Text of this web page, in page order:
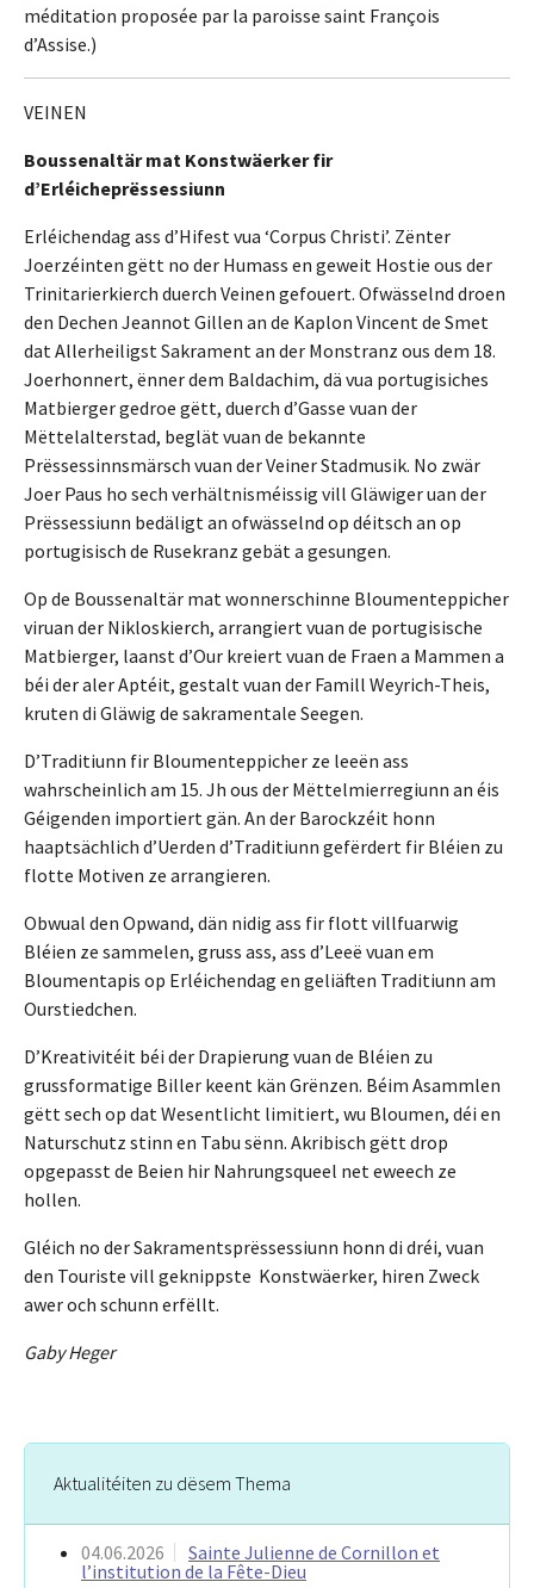
méditation proposée par la paroisse saint François
d’Assise.)
VEINEN
Boussenaltär mat Konstwäerker fir
d’Erléicheprëssessiunn
Erléichendag ass d’Hifest vua ‘Corpus Christi’. Zënter
Joerzéinten gëtt no der Humass en geweit Hostie ous der
Trinitarierkierch duerch Veinen gefouert. Ofwässelnd droen
den Dechen Jeannot Gillen an de Kaplon Vincent de Smet
dat Allerheiligst Sakrament an der Monstranz ous dem 18.
Joerhonnert, ënner dem Baldachim, dä vua portugisiches
Matbierger gedroe gëtt, duerch d’Gasse vuan der
Mëttelalterstad, beglät vuan de bekannte
Prëssessinnsmärsch vuan der Veiner Stadmusik. No zwär
Joer Paus ho sech verhältnisméissig vill Gläwiger uan der
Prëssessiunn bedäligt an ofwässelnd op déitsch an op
portugisisch de Rusekranz gebät a gesungen.
Op de Boussenaltär mat wonnerschinne Bloumenteppicher
viruan der Nikloskierch, arrangiert vuan de portugisische
Matbierger, laanst d’Our kreiert vuan de Fraen a Mammen a
béi der aler Aptéit, gestalt vuan der Famill Weyrich-Theis,
kruten di Gläwig de sakramentale Seegen.
D’Traditiunn fir Bloumenteppicher ze leeën ass
wahrscheinlich am 15. Jh ous der Mëttelmierregiunn an éis
Géigenden importiert gän. An der Barockzéit honn
haaptsächlich d’Uerden d’Traditiunn gefërdert fir Bléien zu
flotte Motiven ze arrangieren.
Obwual den Opwand, dän nidig ass fir flott villfuarwig
Bléien ze sammelen, gruss ass, ass d’Leeë vuan em
Bloumentapis op Erléichendag en geliäften Traditiunn am
Ourstiedchen.
D’Kreativitéit béi der Drapierung vuan de Bléien zu
grussformatige Biller keent kän Grënzen. Béim Asammlen
gëtt sech op dat Wesentlicht limitiert, wu Bloumen, déi en
Naturschutz stinn en Tabu sënn. Akribisch gëtt drop
opgepasst de Beien hir Nahrungsqueel net eweech ze
hollen.
Gléich no der Sakramentsprëssessiunn honn di dréi, vuan
den Touriste vill geknippste Konstwäerker, hiren Zweck
awer och schunn erfëllt.
Gaby Heger
Aktualitéiten zu dësem Thema
04.06.2026
Sainte Julienne de Cornillon et
l’institution de la Fête-Dieu